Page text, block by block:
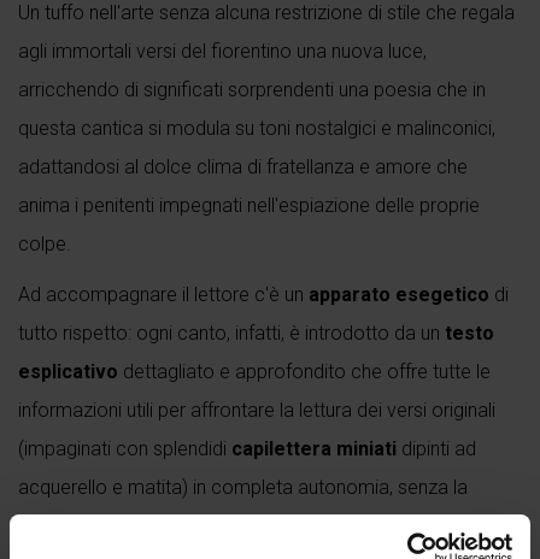
Un tuffo nell'arte senza alcuna restrizione di stile che regala
agli immortali versi del fiorentino una nuova luce,
arricchendo di significati sorprendenti una poesia che in
questa cantica si modula su toni nostalgici e malinconici,
adattandosi al dolce clima di fratellanza e amore che
anima i penitenti impegnati nell'espiazione delle proprie
colpe.
Ad accompagnare il lettore c'è un apparato esegetico di
tutto rispetto: ogni canto, infatti, è introdotto da un testo
esplicativo dettagliato e approfondito che offre tutte le
informazioni utili per affrontare la lettura dei versi originali
(impaginati con splendidi capilettera miniati dipinti ad
acquerello e matita) in completa autonomia, senza la